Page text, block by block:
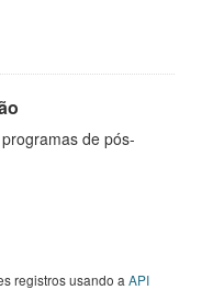
de pós-
registros usando a API